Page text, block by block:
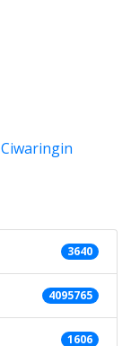
3640
4095765
1606